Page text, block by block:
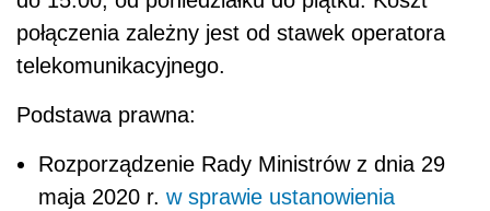
połączenia zależny jest od stawek operatora
telekomunikacyjnego.
Podstawa prawna:
Rozporządzenie Rady Ministrów z dnia 29
maja 2020 r. w sprawie ustanowienia